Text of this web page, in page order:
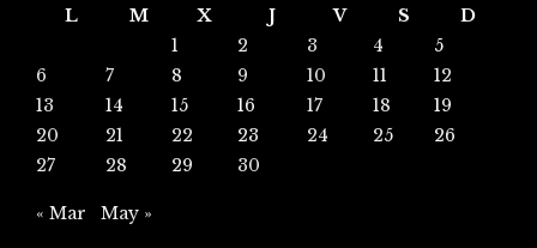
L
M X J V S
D
1
2 3 4
5
6
7 8 9 10 11
12
13
14 15 16 17 18
19
20
21 22 23 24 25
26
27
28 29 30
« Mar May »